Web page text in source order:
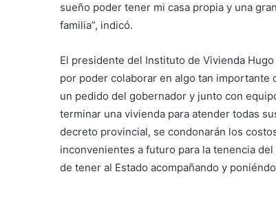
sueño poder tener mi casa propia y una
familia”, indicó.
El presidente del Instituto de Vivienda
por poder colaborar en algo tan importante
un pedido del gobernador y junto con
terminar una vivienda para atender todas
decreto provincial, se condonarán los
inconvenientes a futuro para la tenencia
de tener al Estado acompañando y